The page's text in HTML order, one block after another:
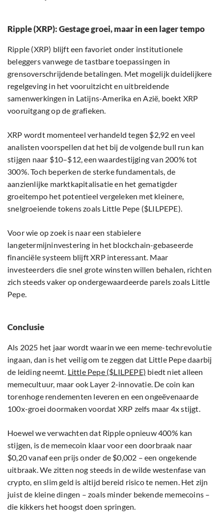
Ripple (XRP): Gestage groei, maar in een lager tempo
Ripple (XRP) blijft een favoriet onder institutionele
beleggers vanwege de tastbare toepassingen in
grensoverschrijdende betalingen. Met mogelijk duidelijkere
regelgeving in het vooruitzicht en uitbreidende
samenwerkingen in Latijns-Amerika en Azië, boekt XRP
vooruitgang op de grafieken.
XRP wordt momenteel verhandeld tegen $2,92 en veel
analisten voorspellen dat het bij de volgende bull run kan
stijgen naar $10–$12, een waardestijging van 200% tot
300%. Toch beperken de sterke fundamentals, de
aanzienlijke marktkapitalisatie en het gematigder
groeitempo het potentieel vergeleken met kleinere,
snelgroeiende tokens zoals Little Pepe ($LILPEPE).
Voor wie op zoek is naar een stabielere
langetermijninvestering in het blockchain-gebaseerde
financiële systeem blijft XRP interessant. Maar
investeerders die snel grote winsten willen behalen, richten
zich steeds vaker op ondergewaardeerde parels zoals Little
Pepe.
Conclusie
Als 2025 het jaar wordt waarin we een meme-techrevolutie
ingaan, dan is het veilig om te zeggen dat Little Pepe daarbij
de leiding neemt. Little Pepe ($LILPEPE) biedt niet alleen
memecultuur, maar ook Layer 2-innovatie. De coin kan
torenhoge rendementen leveren en een ongeëvenaarde
100x-groei doormaken voordat XRP zelfs maar 4x stijgt.
Hoewel we verwachten dat Ripple opnieuw 400% kan
stijgen, is de memecoin klaar voor een doorbraak naar
$0,20 vanaf een prijs onder de $0,002 – een ongekende
uitbraak. We zitten nog steeds in de wilde westenfase van
crypto, en slim geld is altijd bereid risico te nemen. Het zijn
juist de kleine dingen – zoals minder bekende memecoins –
die kikkers het hoogst doen springen.